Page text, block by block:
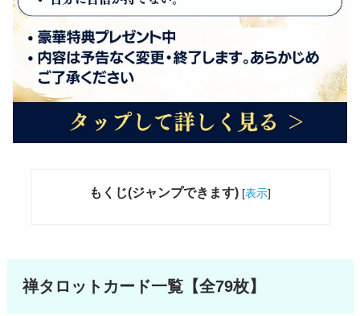
もくじ(ジャンプできます) [表示]
禅タロットカード一覧【全79枚】